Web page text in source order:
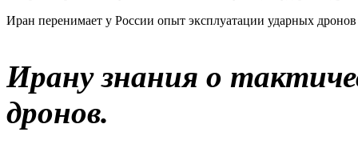
Иран перенимает у России опыт эксплуатации ударных дронов
Ирану знания о
дронов.